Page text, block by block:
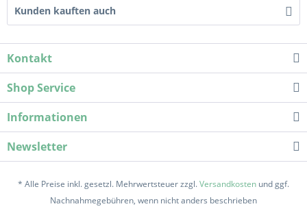
Kunden kauften auch
Kontakt
Shop Service
Informationen
Newsletter
* Alle Preise inkl. gesetzl. Mehrwertsteuer zzgl.Versandkosten und ggf.
Nachnahmegebühren, wenn nicht anders beschrieben